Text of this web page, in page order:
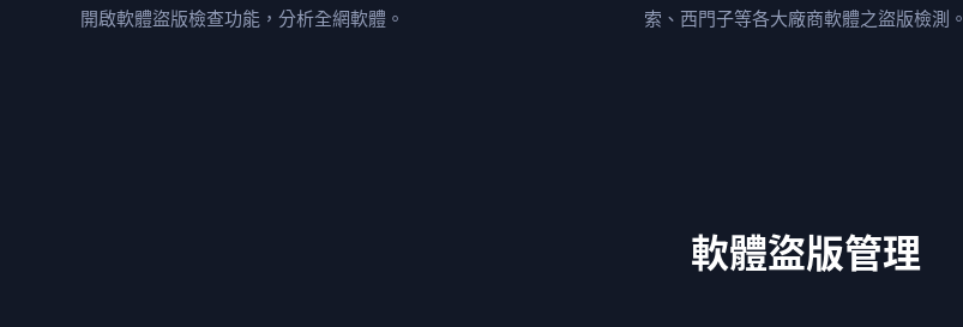
開啟軟體盜版檢查功能，分析全網軟體。
索、西門子等各大廠商軟體之盜版檢測。
軟體盜版管理